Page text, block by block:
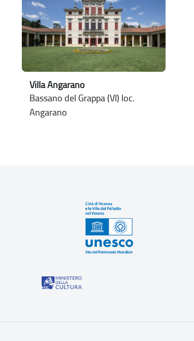
Villa Angarano
Bassano del Grappa (VI) loc.
Angarano